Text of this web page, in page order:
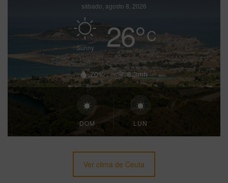
sábado, agosto 8, 2026
Sunny 26°C
70% 8.3mh
DOM LUN
Ver clima de Ceuta